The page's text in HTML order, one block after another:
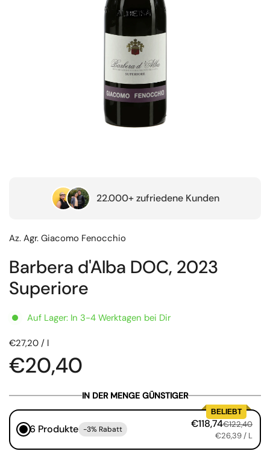
22.000+ zufriedene Kunden
Az. Agr. Giacomo Fenocchio
Barbera d'Alba DOC, 2023
Superiore
Auf Lager: In 3-4 Werktagen bei Dir
€27,20 / l
€20,40
IN DER MENGE GÜNSTIGER
BELIEBT
6 Produkte -3% Rabatt €118,74€122,40
€26,39 / L